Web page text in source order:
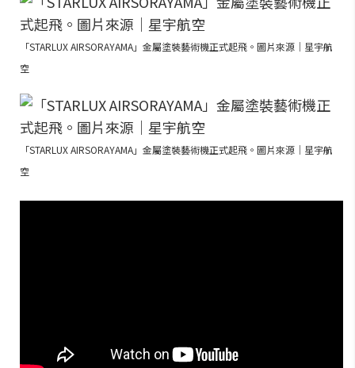
「STARLUX AIRSORAYAMA」金屬塗裝藝術機正式起飛。圖片來源｜星宇航
空
「STARLUX AIRSORAYAMA」金屬塗裝藝術機正式起飛。圖片來源｜星宇航
空